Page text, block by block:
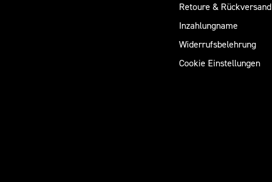
Retoure & Rückversand
Inzahlungname
Widerrufsbelehrung
Cookie Einstellungen